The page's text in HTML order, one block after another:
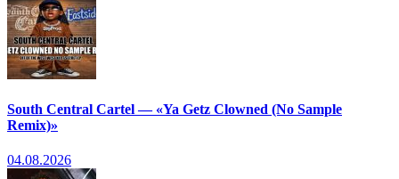
South Central Cartel — «Ya Getz Clowned (No Sample
Remix)»
04.08.2026